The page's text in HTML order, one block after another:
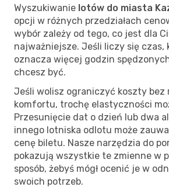
Wyszukiwanie lotów do miasta
opcji w różnych przedziałach
wybór zależy od tego, co jest dla
najważniejsze. Jeśli liczy się czas,
oznacza więcej godzin
chcesz być.
Jeśli wolisz ograniczyć koszty bez
komfortu, trochę elastyczności
Przesunięcie dat o dzień lub dwa
innego lotniska odlotu może
cenę biletu. Nasze narzędzia do
pokazują wszystkie te zmienne w
sposób, żebyś mógł ocenić je w
swoich potrzeb.